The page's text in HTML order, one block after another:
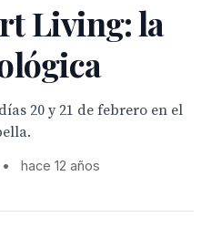
Living: la
20 y 21 de febrero en el
• hace 12 años